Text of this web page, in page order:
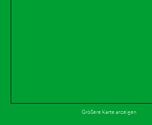
Größere Karte anzeigen